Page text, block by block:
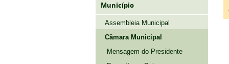
Município
Assembleia Municipal
Câmara Municipal
Mensagem do Presidente